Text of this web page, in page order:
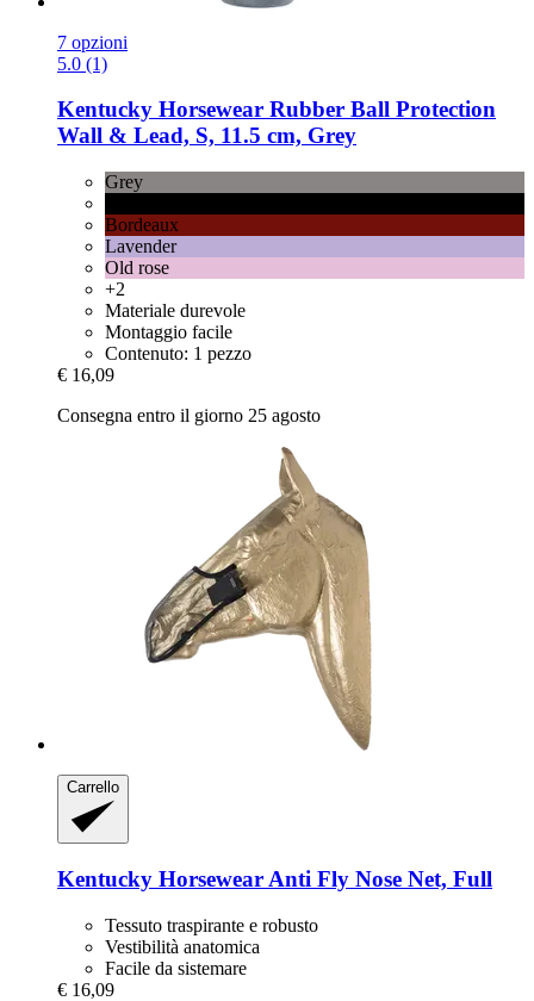
7 opzioni
5.0 (1)
Kentucky Horsewear Rubber Ball Protection
Wall & Lead, S, 11.5 cm, Grey
Grey
Bordeaux
Lavender
Old rose
+2
Materiale durevole
Montaggio facile
Contenuto: 1 pezzo
€ 16,09
Consegna entro il giorno 25 agosto
Carrello
Kentucky Horsewear Anti Fly Nose Net, Full
Tessuto traspirante e robusto
Vestibilità anatomica
Facile da sistemare
€ 16,09